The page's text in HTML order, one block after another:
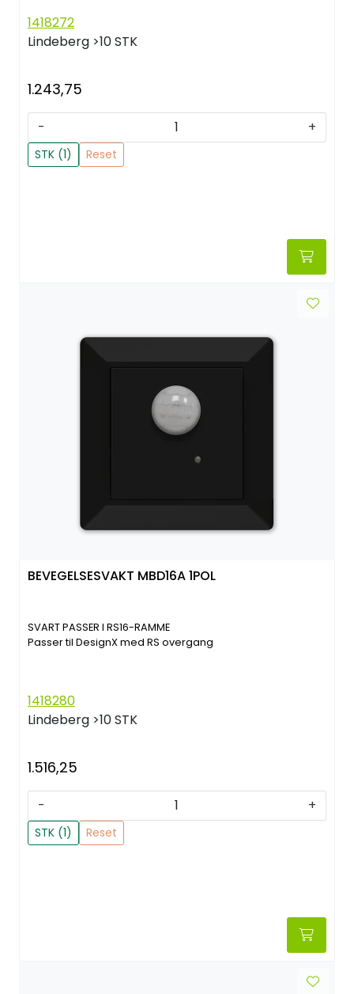
1418272
Lindeberg >10 STK
1.243,75
- +
STK (1) Reset
BEVEGELSESVAKT MBD16A 1POL
SVART PASSER I RS16-RAMME
Passer til DesignX med RS overgang
1418280
Lindeberg >10 STK
1.516,25
- +
STK (1) Reset